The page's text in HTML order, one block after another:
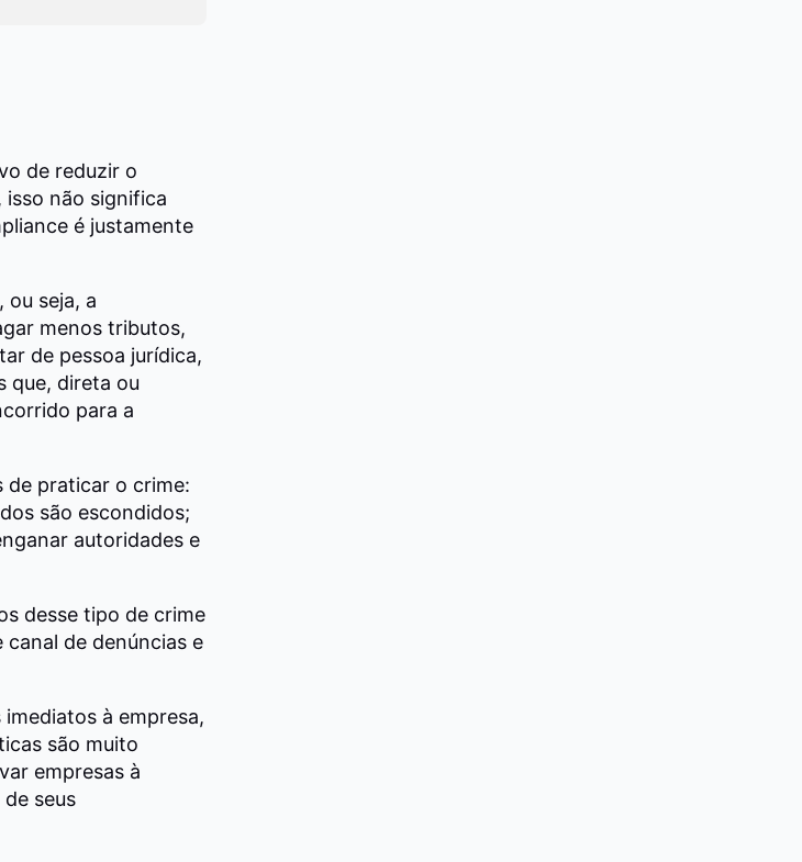
de reduzir o
não significa
é justamente
ou seja, a
menos tributos,
de pessoa jurídica,
que, direta ou
para a
de praticar o crime:
são escondidos;
autoridades e
desse tipo de crime
de denúncias e
à empresa,
são muito
empresas à
seus